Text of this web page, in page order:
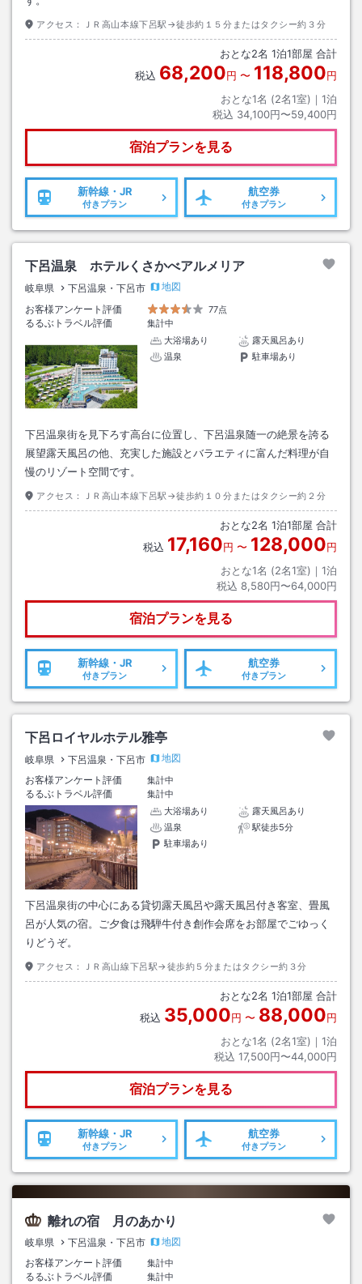
アクセス： ＪＲ高山本線下呂駅→徒歩約１５分またはタクシー約３分
おとな2名 1泊1部屋 合計
税込 68,200円 〜 118,800円
おとな1名 (2名1室)｜ 1泊
税込 34,100円〜59,400円
宿泊プランを見る
新幹線・JR
付きプラン
航空券
付きプラン
下呂温泉 ホテルくさかべアルメリア
岐阜県 下呂温泉・下呂市
地図
お客様アンケート評価
77点
るるぶトラベル評価
集計中
大浴場あり
露天風呂あり
温泉
駐車場あり
下呂温泉街を見下ろす高台に位置し、下呂温泉随一の絶景を誇る
展望露天風呂の他、充実した施設とバラエティに富んだ料理が自
慢のリゾート空間です。
アクセス： ＪＲ高山本線下呂駅→徒歩約１０分またはタクシー約２分
おとな2名 1泊1部屋 合計
税込 17,160円 〜 128,000円
おとな1名 (2名1室)｜ 1泊
税込 8,580円〜64,000円
宿泊プランを見る
新幹線・JR
付きプラン
航空券
付きプラン
下呂ロイヤルホテル雅亭
岐阜県 下呂温泉・下呂市
地図
お客様アンケート評価
集計中
るるぶトラベル評価
集計中
大浴場あり
露天風呂あり
温泉
駅徒歩5分
駐車場あり
下呂温泉街の中心にある貸切露天風呂や露天風呂付き客室、畳風
呂が人気の宿。ご夕食は飛騨牛付き創作会席をお部屋でごゆっく
りどうぞ。
アクセス： ＪＲ高山線下呂駅→徒歩約５分またはタクシー約３分
おとな2名 1泊1部屋 合計
税込 35,000円 〜 88,000円
おとな1名 (2名1室)｜ 1泊
税込 17,500円〜44,000円
宿泊プランを見る
新幹線・JR
付きプラン
航空券
付きプラン
離れの宿 月のあかり
岐阜県 下呂温泉・下呂市
地図
お客様アンケート評価
集計中
るるぶトラベル評価
集計中